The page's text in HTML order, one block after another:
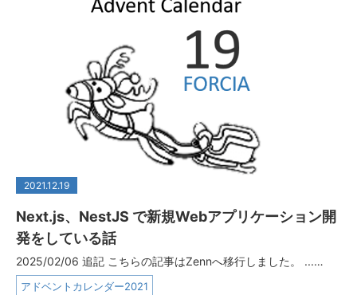
2021.12.19
Next.js、NestJS で新規Webアプリケーション開
発をしている話
2025/02/06 追記 こちらの記事はZennへ移行しました。 ...…
アドベントカレンダー2021